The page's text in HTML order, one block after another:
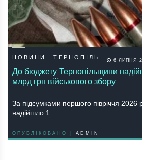
НОВИНИ ТЕРНОПІЛЬ 6 ЛИПНЯ
До бюджету Тернопільщини
млрд грн військового збору
За підсумками першого півріччя
надійшло 1…
ОПУБЛІКОВАНО | ADMIN